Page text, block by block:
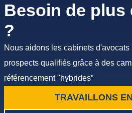
Besoin de plus
?
Nous aidons les cabinets
prospects qualifiés grâce à des
référencement "hybrides”
TRAVAILLONS